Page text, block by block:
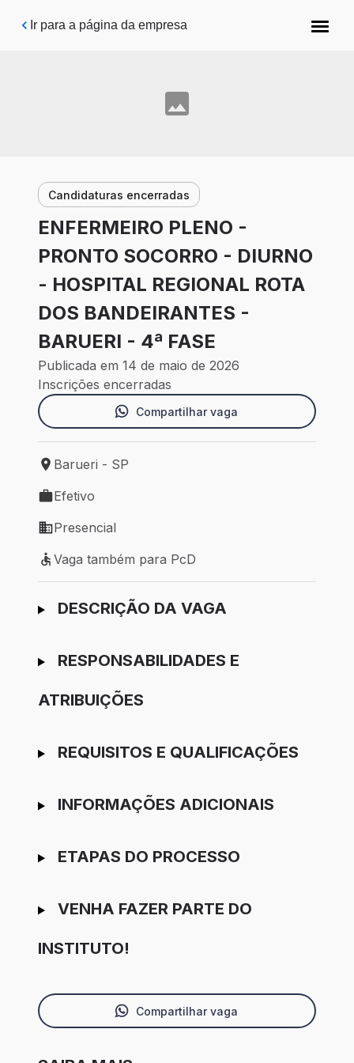
Pular para o conteúdo principal
Ir para a página da empresa
Candidaturas encerradas
ENFERMEIRO PLENO -
PRONTO SOCORRO - DIURNO
- HOSPITAL REGIONAL ROTA
DOS BANDEIRANTES -
BARUERI - 4ª FASE
Publicada em 14 de maio de 2026
Inscrições encerradas
Compartilhar vaga
Local de trabalho: Barueri - SP
Barueri - SP
Tipo de vaga: Efetivo
Efetivo
Modelo de trabalho: Presencial
Presencial
Vaga também para PcD
Vaga também para PcD
Ir para candidatura
DESCRIÇÃO DA VAGA
RESPONSABILIDADES E
ATRIBUIÇÕES
REQUISITOS E QUALIFICAÇÕES
INFORMAÇÕES ADICIONAIS
ETAPAS DO PROCESSO
VENHA FAZER PARTE DO
INSTITUTO!
Compartilhar vaga